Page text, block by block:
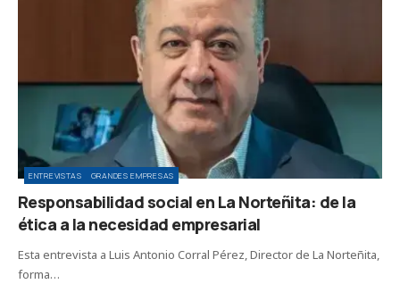
ENTREVISTAS GRANDES EMPRESAS
Responsabilidad social en La Norteñita: de la
ética a la necesidad empresarial
Esta entrevista a Luis Antonio Corral Pérez, Director de La Norteñita,
forma…